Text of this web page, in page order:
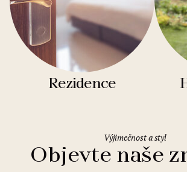
Rezidence
Objevte naše
Výjimečnost a styl